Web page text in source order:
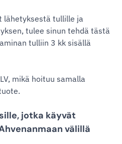
lähetyksestä tullille ja
tulee sinun tehdä tästä
tulliin 3 kk sisällä
mikä hoituu samalla
jotka käyvät
välillä